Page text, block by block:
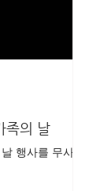
족의 날
행사를 무사히